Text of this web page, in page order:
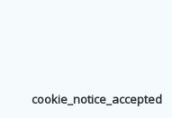
cookie_notice_accepted